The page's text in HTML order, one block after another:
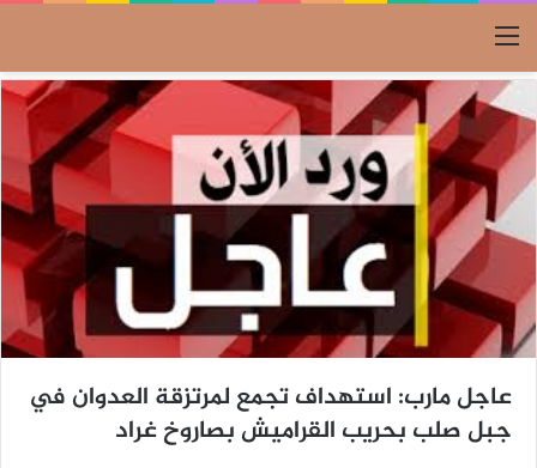
القائمة
عاجل مارب: استهداف تجمع لمرتزقة العدوان في
جبل صلب بحريب القراميش بصاروخ غراد